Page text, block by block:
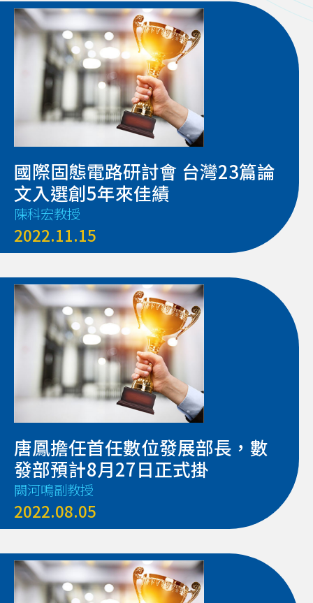
國際固態電路研討會 台灣23篇論
文入選創5年來佳績
陳科宏教授
2022.11.15
唐鳳擔任首任數位發展部長，數
發部預計8月27日正式掛
闕河鳴副教授
2022.08.05